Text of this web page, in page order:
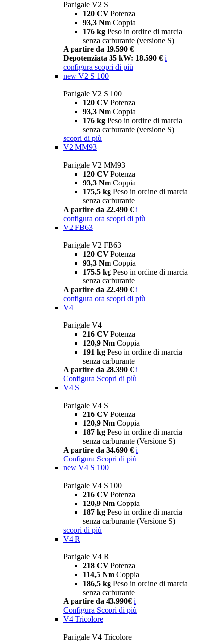
Panigale V2 S
120 CV Potenza
93,3 Nm Coppia
176 kg Peso in ordine di marcia
senza carburante (versione S)
A partire da 19.590 €
Depotenziata 35 kW: 18.590 € i
configura scopri di più
new V2 S 100
Panigale V2 S 100
120 CV Potenza
93,3 Nm Coppia
176 kg Peso in ordine di marcia
senza carburante (versione S)
scopri di più
V2 MM93
Panigale V2 MM93
120 CV Potenza
93,3 Nm Coppia
175,5 kg Peso in ordine di marcia
senza carburante
A partire da 22.490 € i
configura ora scopri di più
V2 FB63
Panigale V2 FB63
120 CV Potenza
93,3 Nm Coppia
175,5 kg Peso in ordine di marcia
senza carburante
A partire da 22.490 € i
configura ora scopri di più
V4
Panigale V4
216 CV Potenza
120,9 Nm Coppia
191 kg Peso in ordine di marcia
senza carburante
A partire da 28.390 € i
Configura Scopri di più
V4 S
Panigale V4 S
216 CV Potenza
120,9 Nm Coppia
187 kg Peso in ordine di marcia
senza carburante (Versione S)
A partire da 34.690 € i
Configura Scopri di più
new V4 S 100
Panigale V4 S 100
216 CV Potenza
120,9 Nm Coppia
187 kg Peso in ordine di marcia
senza carburante (Versione S)
scopri di più
V4 R
Panigale V4 R
218 CV Potenza
114,5 Nm Coppia
186,5 kg Peso in ordine di marcia
senza carburante
A partire da 43.990€ i
Configura Scopri di più
V4 Tricolore
Panigale V4 Tricolore